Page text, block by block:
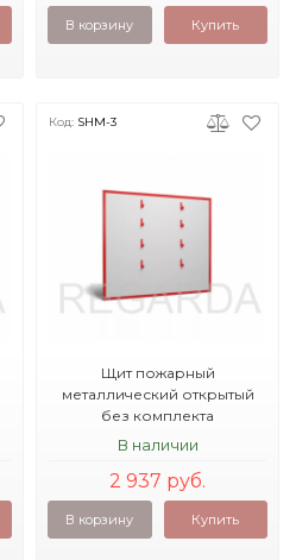
В корзину Купить
Код: SHM-3
Щит пожарный
металлический открытый
без комплекта
1210х1100х20
В наличии
2 937 руб.
В корзину Купить